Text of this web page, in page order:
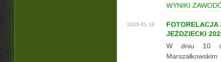
WYNIKI
2023-01-16
FOTORELACJA
JEŹDZIECKI
W dniu 10